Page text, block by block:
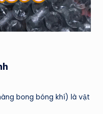
bong bóng khí) là vật